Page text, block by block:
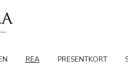
REA PRESENTKORT